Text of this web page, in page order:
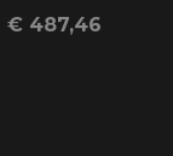
€ 487,46